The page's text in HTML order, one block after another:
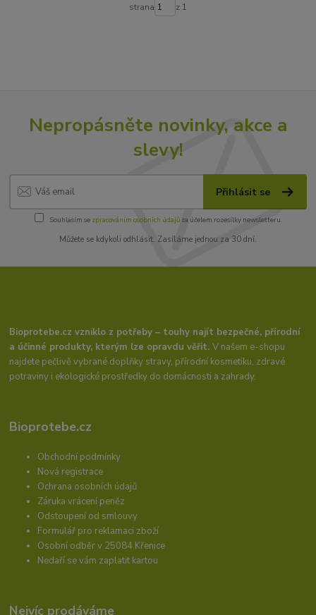
strana z 1
Nepropásněte novinky, akce a
slevy!
Přihlásit se
Souhlasím se zpracováním osobních údajůza účelem rozesílky newsletteru.
Můžete se kdykoli odhlásit. Zasíláme jednou za 30 dní.
Bioprotebe.cz vzniklo z potřeby – touhy najít bezpečné, přírodní
a účinné produkty, kterým lze opravdu věřit.V našem e-shopu
najdete pečlivě vybrané doplňky stravy, přírodní kosmetiku, zdravé
potraviny i ekologické prostředky do domácnosti a zahrady.
Bioprotebe.cz
Obchodní podmínky
Nová registrace
Ochrana osobních údajů
Záruka vrácení peněz
Odstoupení od smlouvy
Formulář pro reklamaci zboží
Osobní odběr v 25084 Křenice
Nedaří se vám zaplatit kartou
Nejvíc prodáváme